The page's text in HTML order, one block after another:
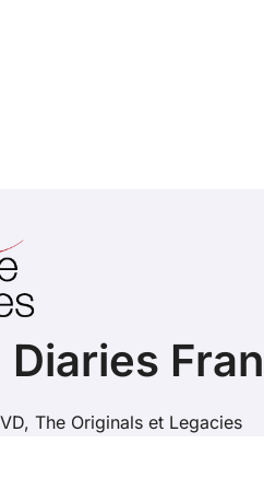
The Originals et Legacies